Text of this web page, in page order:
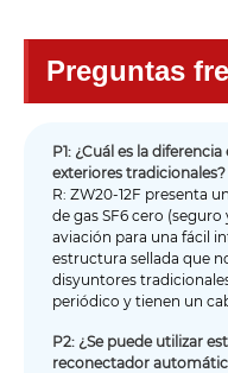
Preguntas
P1: ¿Cuál es la
exteriores tradicionales?
R: ZW20-12F presenta
de gas SF6 cero
aviación para una fácil
estructura sellada que
disyuntores
periódico y tienen un
P2: ¿Se puede utilizar
reconectador